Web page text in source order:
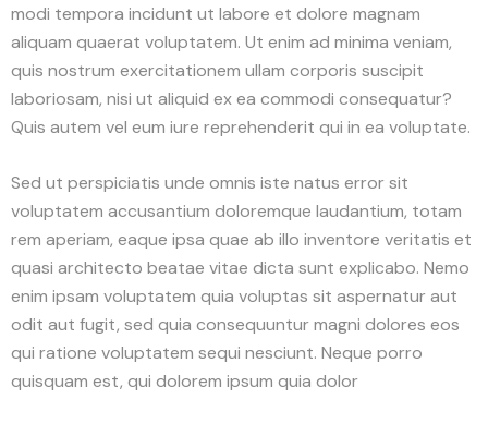
modi tempora incidunt ut labore et dolore magnam
aliquam quaerat voluptatem. Ut enim ad minima veniam,
quis nostrum exercitationem ullam corporis suscipit
laboriosam, nisi ut aliquid ex ea commodi consequatur?
Quis autem vel eum iure reprehenderit qui in ea voluptate.
Sed ut perspiciatis unde omnis iste natus error sit
voluptatem accusantium doloremque laudantium, totam
rem aperiam, eaque ipsa quae ab illo inventore veritatis et
quasi architecto beatae vitae dicta sunt explicabo. Nemo
enim ipsam voluptatem quia voluptas sit aspernatur aut
odit aut fugit, sed quia consequuntur magni dolores eos
qui ratione voluptatem sequi nesciunt. Neque porro
quisquam est, qui dolorem ipsum quia dolor